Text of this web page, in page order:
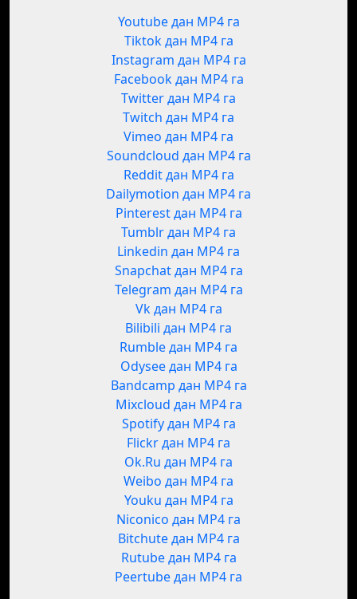
Youtube дан MP4 га
Tiktok дан MP4 га
Instagram дан MP4 га
Facebook дан MP4 га
Twitter дан MP4 га
Twitch дан MP4 га
Vimeo дан MP4 га
Soundcloud дан MP4 га
Reddit дан MP4 га
Dailymotion дан MP4 га
Pinterest дан MP4 га
Tumblr дан MP4 га
Linkedin дан MP4 га
Snapchat дан MP4 га
Telegram дан MP4 га
Vk дан MP4 га
Bilibili дан MP4 га
Rumble дан MP4 га
Odysee дан MP4 га
Bandcamp дан MP4 га
Mixcloud дан MP4 га
Spotify дан MP4 га
Flickr дан MP4 га
Ok.Ru дан MP4 га
Weibo дан MP4 га
Youku дан MP4 га
Niconico дан MP4 га
Bitchute дан MP4 га
Rutube дан MP4 га
Peertube дан MP4 га